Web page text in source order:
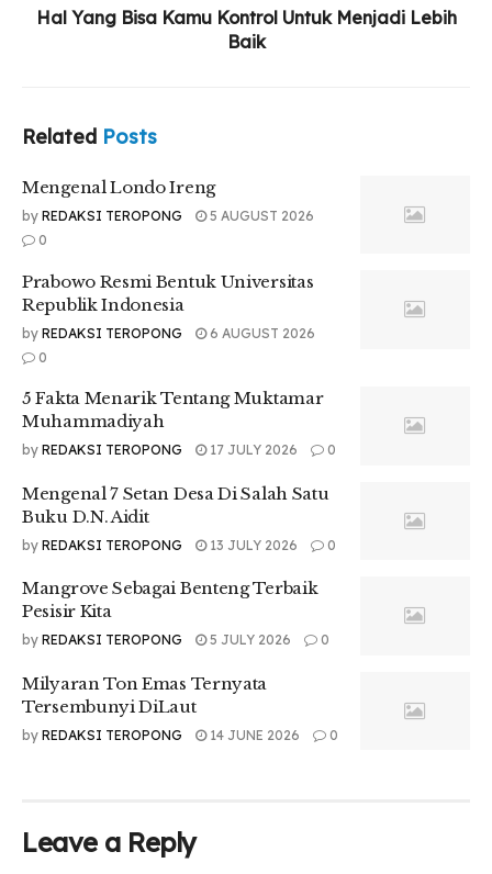
Tags: #bluetooth #fungsibluetooth
#infografis
#persmaumsu
Hal Yang Bisa Kamu Kontrol Untuk Menjadi Lebih
Baik
Related Posts
Mengenal Londo Ireng
by REDAKSI TEROPONG
5 AUGUST 2026
0
Prabowo Resmi Bentuk Universitas
Republik Indonesia
by REDAKSI TEROPONG
6 AUGUST 2026
0
5 Fakta Menarik Tentang Muktamar
Muhammadiyah
by REDAKSI TEROPONG 17 JULY 2026 0
Mengenal 7 Setan Desa Di Salah Satu
Buku D.N. Aidit
by REDAKSI TEROPONG 13 JULY 2026 0
Mangrove Sebagai Benteng Terbaik
Pesisir Kita
by REDAKSI TEROPONG 5 JULY 2026 0
Milyaran Ton Emas Ternyata
Tersembunyi DiLaut
by REDAKSI TEROPONG 14 JUNE 2026 0
Leave a Reply